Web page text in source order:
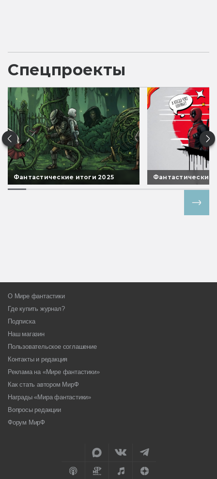
Спецпроекты
Фантастические итоги 2025 Фантастические
О Мире фантастики
Где купить журнал?
Подписка
Наш магазин
Пользовательское соглашение
Контакты и редакция
Реклама на «Мире фантастики»
Как стать автором МирФ
Награды «Мира фантастики»
Вопросы редакции
Форум МирФ